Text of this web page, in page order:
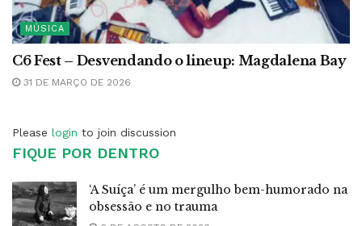
MÚSICA
C6 Fest – Desvendando o lineup: Magdalena Bay
31 DE MARÇO DE 2026
Please login to join discussion
FIQUE POR DENTRO
‘A Suíça’ é um mergulho bem-humorado na
obsessão e no trauma